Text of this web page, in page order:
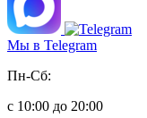
Мы в Telegram
Пн-Сб:
с 10:00 до 20:00